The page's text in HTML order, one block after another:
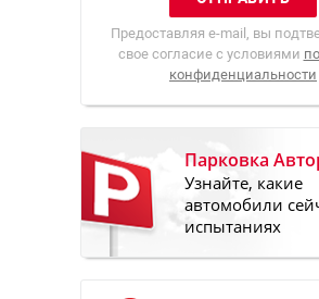
Предоставляя e-mail, вы
свое согласие с условиями
конфиденциальности
Парковка
Узнайте, какие
автомобили
испытаниях